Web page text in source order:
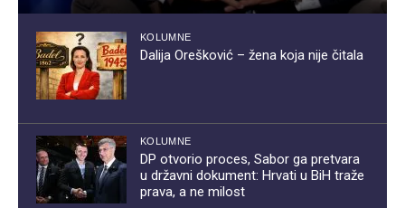
KOLUMNE
Dalija Orešković – žena koja nije čitala
KOLUMNE
DP otvorio proces, Sabor ga pretvara
u državni dokument: Hrvati u BiH traže
prava, a ne milost